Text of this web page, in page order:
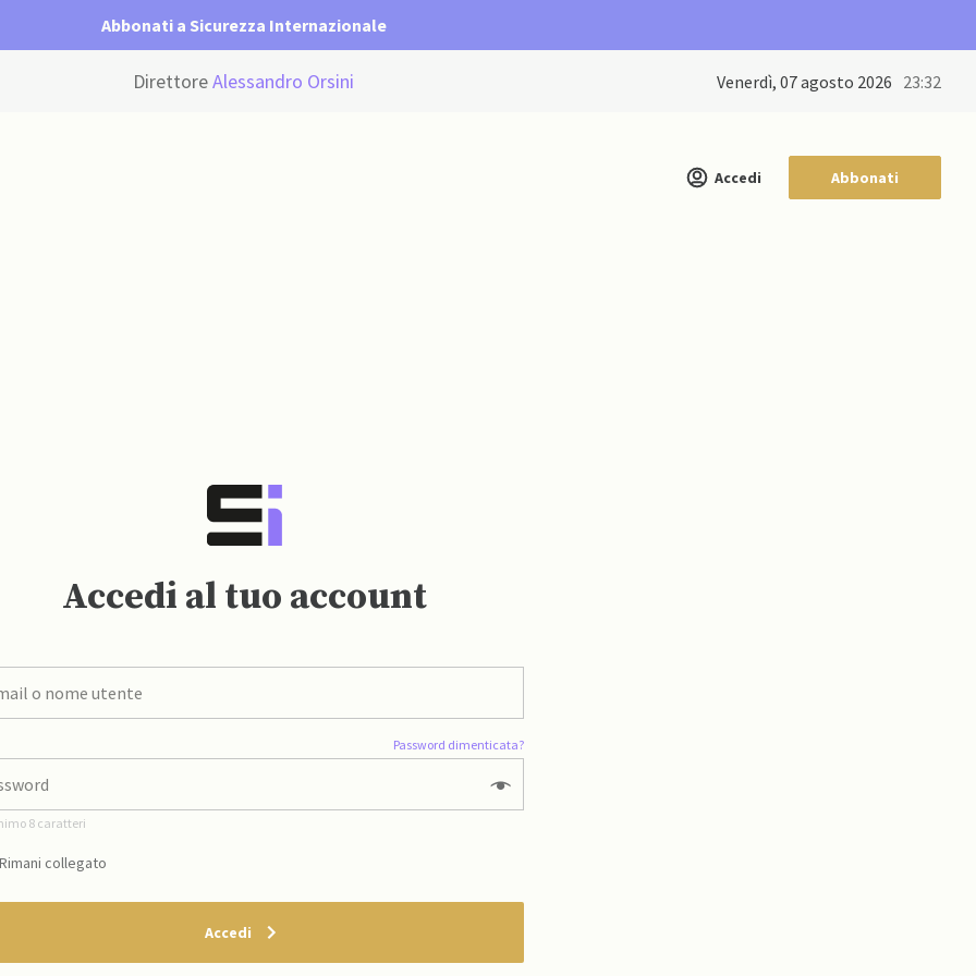
Abbonati a Sicurezza Internazionale
DirettoreAlessandro Orsini venerdì, 07 agosto 2026 23:32
Accedi Abbonati
Accedi al tuo account
Password dimenticata?
8 caratteri
collegato
Accedi